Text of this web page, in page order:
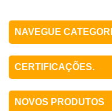
NAVEGUE
CERTIFICAÇÕES.
NOVOS PRODUTOS